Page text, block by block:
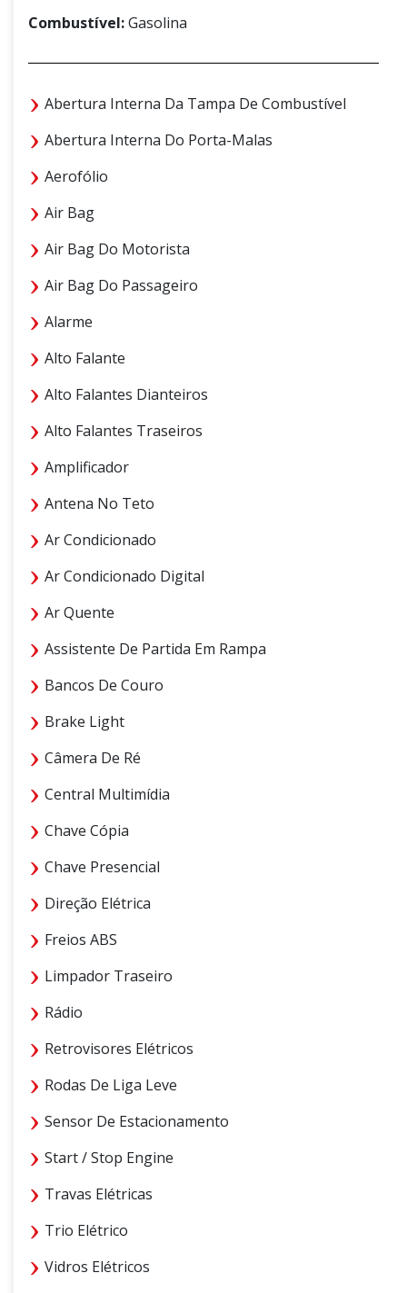
Combustível:Gasolina
Abertura Interna Da Tampa De Combustível
Abertura Interna Do Porta-Malas
Aerofólio
Air Bag
Air Bag Do Motorista
Air Bag Do Passageiro
Alarme
Alto Falante
Alto Falantes Dianteiros
Alto Falantes Traseiros
Amplificador
Antena No Teto
Ar Condicionado
Ar Condicionado Digital
Ar Quente
Assistente De Partida Em Rampa
Bancos De Couro
Brake Light
Câmera De Ré
Central Multimídia
Chave Cópia
Chave Presencial
Direção Elétrica
Freios ABS
Limpador Traseiro
Rádio
Retrovisores Elétricos
Rodas De Liga Leve
Sensor De Estacionamento
Start / Stop Engine
Travas Elétricas
Trio Elétrico
Vidros Elétricos